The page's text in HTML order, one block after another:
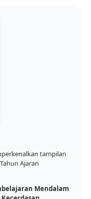
tampilan
Tahun Ajaran
Mendalam